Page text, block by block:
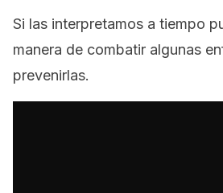
Si las interpretamos a tiempo
manera de combatir algunas
prevenirlas.